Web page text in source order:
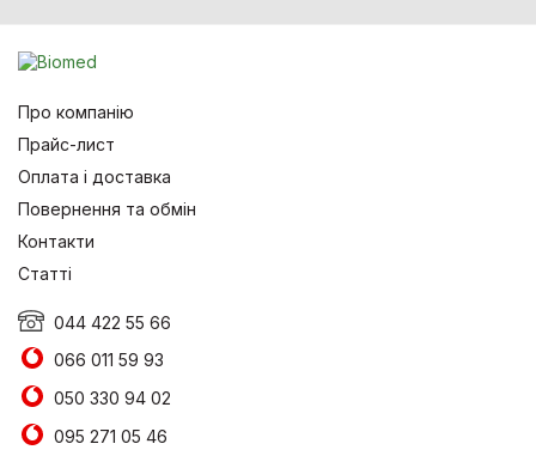
Про компанію
Прайс-лист
Оплата і доставка
Повернення та обмін
Контакти
Статті
044 422 55 66
066 011 59 93
050 330 94 02
095 271 05 46